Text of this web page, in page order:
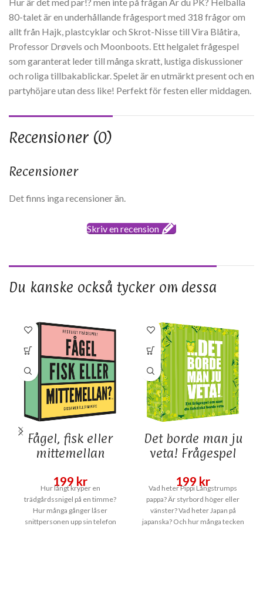
Hur är det med par!? men inte på frågan Är du PK? Helballa
80-talet är en underhållande frågesport med 318 frågor om
allt från Hajk, plastcyklar och Skrot-Nisse till Vira Blåtira,
Professor Drøvels och Moonboots. Ett helgalet frågespel
som garanterat leder till många skratt, lustiga diskussioner
och roliga tillbakablickar. Spelet är en utmärkt present och en
partyhöjare utan dess like! Perfekt för festen eller middagen.
Recensioner (0)
Recensioner
Det finns inga recensioner än.
Skriv en recension
Du kanske också tycker om dessa
Fågel, fisk eller
mittemellan
199 kr
Hur långt kryper en
trädgårdssnigel på en timme?
Hur många gånger låser
snittpersonen upp sin telefon
Det borde man ju
veta! Frågespel
199 kr
Vad heter Pippi Långstrumps
pappa? Är styrbord höger eller
vänster? Vad heter Japan på
japanska? Och hur många tecken